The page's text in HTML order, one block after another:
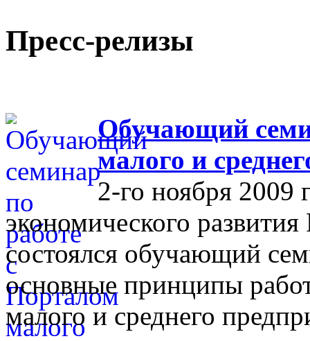
Пресс-релизы
Обучающий
малого и
2-го ноября 2009
экономического
состоялся обучающий
основные принципы
малого и среднего